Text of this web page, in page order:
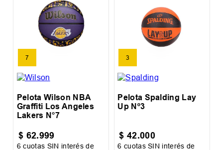
7
Pelota Wilson NBA
Graffiti Los Angeles
Lakers N°7
$ 62.999
6 cuotas SIN interés de
3
Pelota Spalding Lay
Up Nº3
$ 42.000
6 cuotas SIN interés de